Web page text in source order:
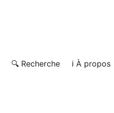
🔍 Recherche ℹ️ À propos